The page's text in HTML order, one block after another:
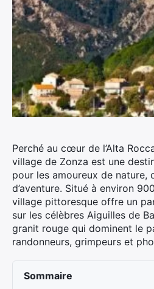
Perché au cœur de l’Alta
village de Zonza est une
pour les amoureux de nature,
d’aventure. Situé à environ
village pittoresque offre un
sur les célèbres Aiguilles de
granit rouge qui dominent le
randonneurs, grimpeurs et
Sommaire